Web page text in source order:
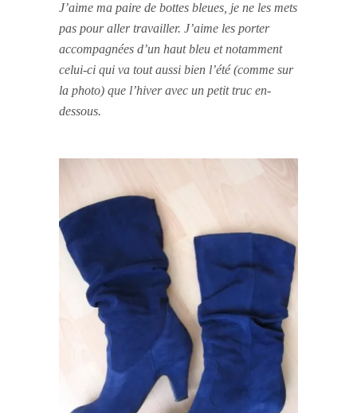
J’aime ma paire de bottes bleues, je ne les mets
pas pour aller travailler. J’aime les porter
accompagnées d’un haut bleu et notamment
celui-ci qui va tout aussi bien l’été (comme sur
la photo) que l’hiver avec un petit truc en-
dessous.